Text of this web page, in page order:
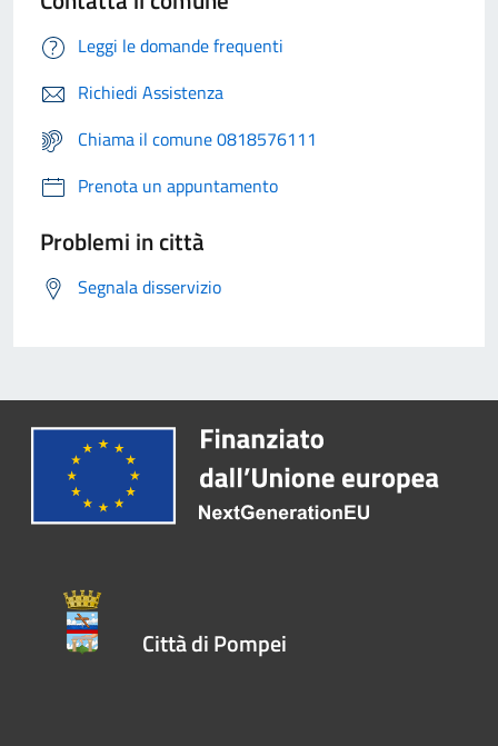
Leggi le domande frequenti
Richiedi Assistenza
Chiama il comune 0818576111
Prenota un appuntamento
Problemi in città
Segnala disservizio
Città di Pompei